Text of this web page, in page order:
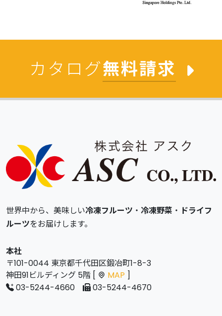
カタログ無料請求
世界中から、美味しい冷凍フルーツ ・ 冷凍野菜 ・ ドライフ
ルーツをお届けします。
本社
〒101-0044 東京都千代田区鍛冶町1-8-3
神田91ビルディング 5階 [
MAP ]
03-5244-4660
03-5244-4670